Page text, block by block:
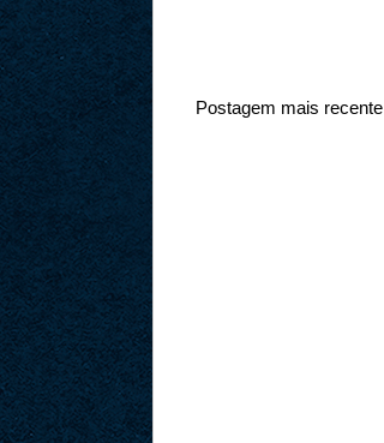
Postagem mais recente